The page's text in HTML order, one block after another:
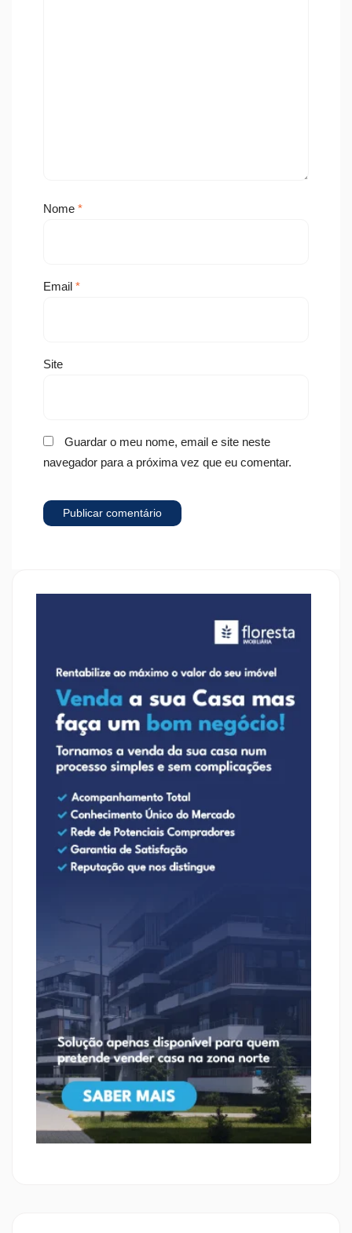
Nome *
Email *
Site
Guardar o meu nome, email e site neste
navegador para a próxima vez que eu comentar.